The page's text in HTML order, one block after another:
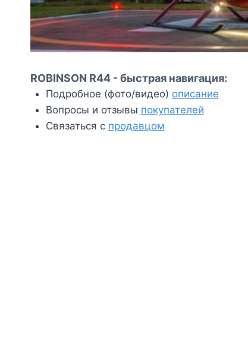
ROBINSON R44 - быстрая навигация:
Подробное (фото/видео) описание
Вопросы и отзывы покупателей
Связаться с продавцом